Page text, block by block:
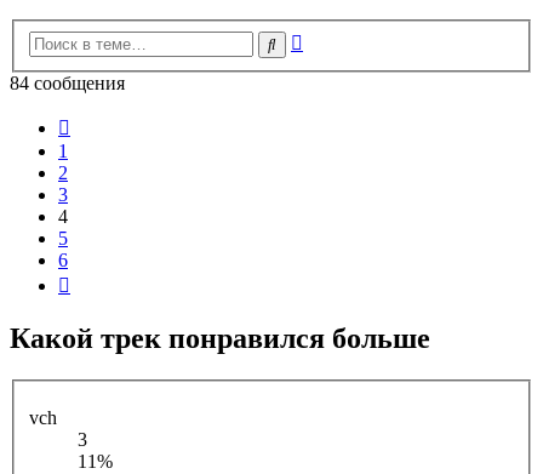
Поиск
84 сообщения
1
2
3
4
5
6
Какой трек понравился больше
vch
3
11%